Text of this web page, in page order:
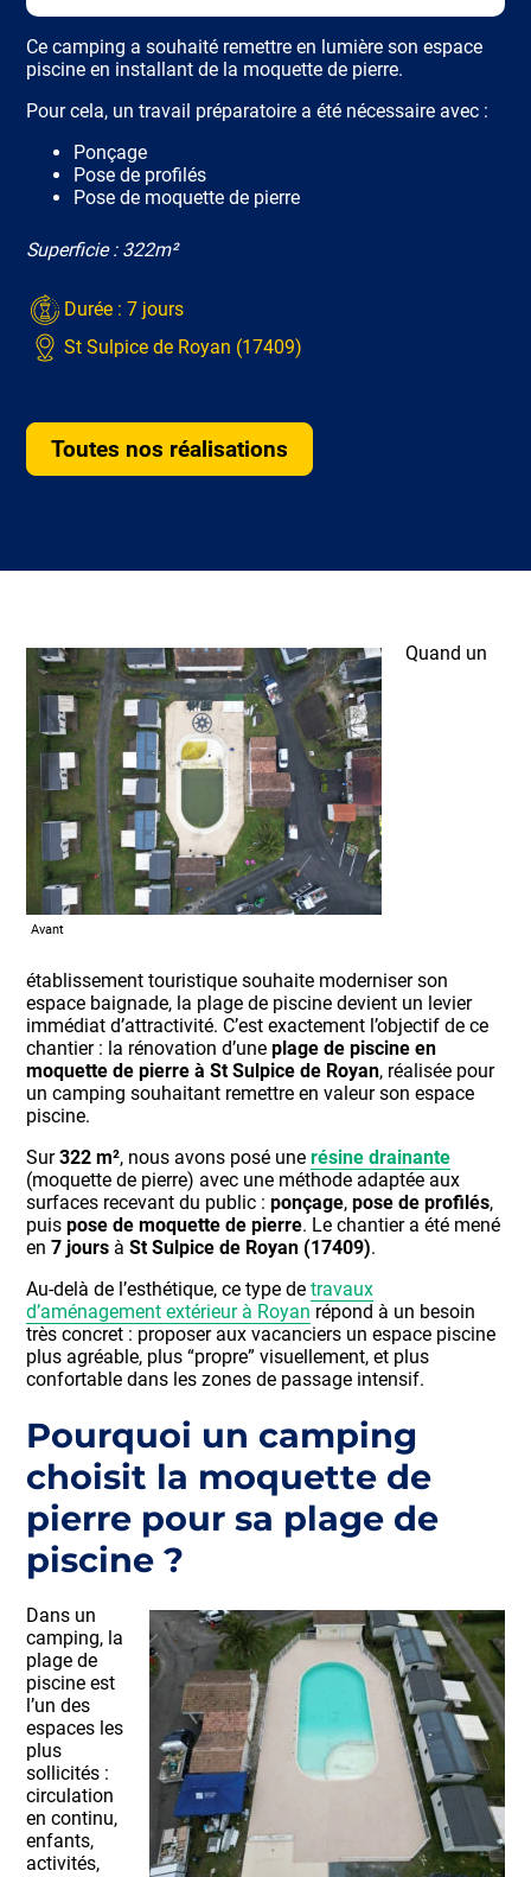
Ce camping a souhaité remettre en lumière son espace
piscine en installant de la moquette de pierre.
Pour cela, un travail préparatoire a été nécessaire avec :
Ponçage
Pose de profilés
Pose de moquette de pierre
Superficie : 322m²
Durée : 7 jours
St Sulpice de Royan (17409)
Toutes nos réalisations
Avant
Quand un
établissement touristique souhaite moderniser son
espace baignade, la plage de piscine devient un levier
immédiat d’attractivité. C’est exactement l’objectif de ce
chantier : la rénovation d’uneplage de piscine en
moquette de pierre à St Sulpice de Royan, réalisée pour
un camping souhaitant remettre en valeur son espace
piscine.
Sur322 m², nous avons posé unerésine drainante
(moquette de pierre) avec une méthode adaptée aux
surfaces recevant du public :ponçage,pose de profilés,
puispose de moquette de pierre. Le chantier a été mené
en7 jours àSt Sulpice de Royan (17409).
Au-delà de l’esthétique, ce type detravaux
d’aménagement extérieur à Royan répond à un besoin
très concret : proposer aux vacanciers un espace piscine
plus agréable, plus “propre” visuellement, et plus
confortable dans les zones de passage intensif.
Pourquoi un camping
choisit la moquette de
pierre pour sa plage de
piscine ?
Dans un
camping, la
plage de
piscine est
l’un des
espaces les
plus
sollicités :
circulation
en continu,
enfants,
activités,